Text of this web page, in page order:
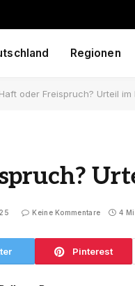
Regionen
Haft oder Freispruch? Urteil
Keine Kommentare 4
Pinterest